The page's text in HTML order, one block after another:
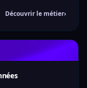
Découvrir le métier›